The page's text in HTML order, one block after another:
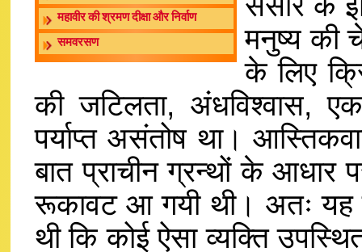
महावीर की श्रमण दीक्षा और निर्वाण
समवरसण
मनुष्य की
के लिए
की जटिलता, अंधविश्वास,
पर्याप्त असंतोष था।
बात प्राचीन ग्रन्थों के आधार
रूकावट आ गयी थी। अतः यह
थी कि कोई ऐसा व्यक्ति